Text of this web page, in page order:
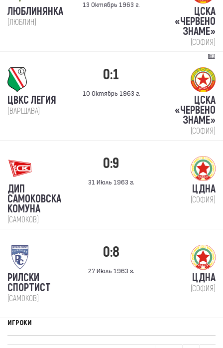
ЛЮБЛИНЯНКА
(ЛЮБЛИН)
13 Октябрь 1963 г.
ЦСКА
«ЧЕРВЕНО
ЗНАМЕ»
(СОФИЯ)
ЦВКС ЛЕГИЯ
(ВАРШАВА)
0:1
10 Октябрь 1963 г.
ЦСКА
«ЧЕРВЕНО
ЗНАМЕ»
(СОФИЯ)
ДИП
САМОКОВСКА
КОМУНА
(САМОКОВ)
0:9
31 Июль 1963 г.
ЦДНА
(СОФИЯ)
РИЛСКИ
СПОРТИСТ
(САМОКОВ)
0:8
27 Июль 1963 г.
ЦДНА
(СОФИЯ)
ИГРОКИ